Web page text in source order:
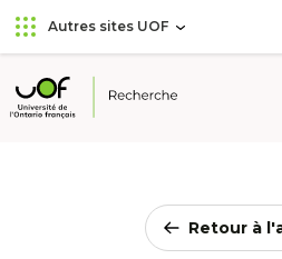
Aller
au
principal
Passer
au
Autres sites UOF
Université
Retour à